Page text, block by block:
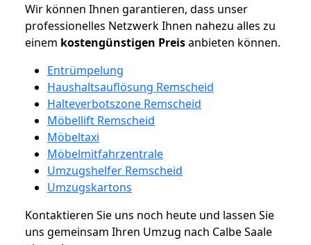
Wir können Ihnen garantieren, dass unser
professionelles Netzwerk Ihnen nahezu alles zu
einem kostengünstigen Preisanbieten können.
Entrümpelung
Haushaltsauflösung Remscheid
Halteverbotszone Remscheid
Möbellift Remscheid
Möbeltaxi
Möbelmitfahrzentrale
Umzugshelfer Remscheid
Umzugskartons
Kontaktieren Sie uns noch heute und lassen Sie
uns gemeinsam Ihren Umzug nach Calbe Saale